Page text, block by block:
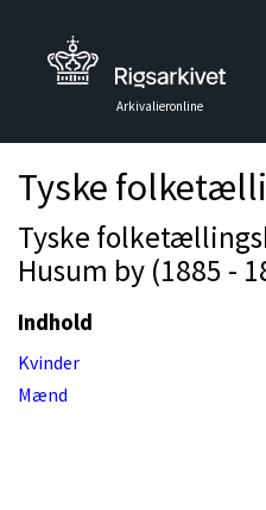
Arkivalieronline
Tyske
Tyske
Husum by (1885 -
Indhold
Kvinder
Mænd